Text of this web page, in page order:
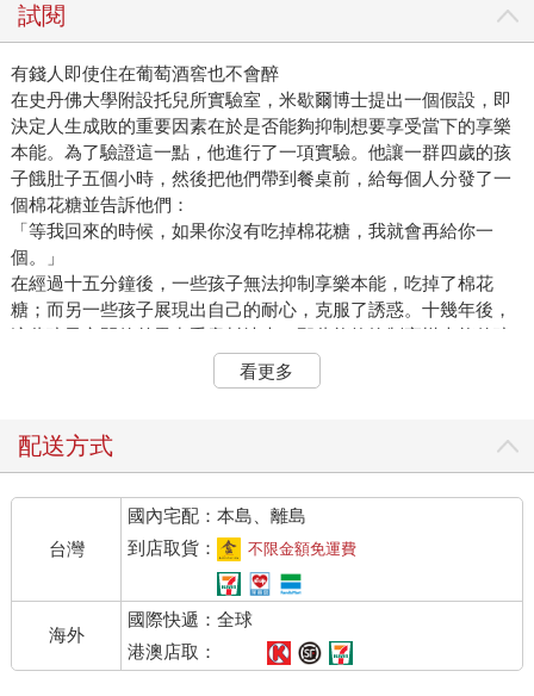
試閱
有錢人即使住在葡萄酒窖也不會醉
在史丹佛大學附設托兒所實驗室，米歇爾博士提出一個假設，即
決定人生成敗的重要因素在於是否能夠抑制想要享受當下的享樂
本能。為了驗證這一點，他進行了一項實驗。他讓一群四歲的孩
子餓肚子五個小時，然後把他們帶到餐桌前，給每個人分發了一
個棉花糖並告訴他們：
「等我回來的時候，如果你沒有吃掉棉花糖，我就會再給你一
個。」
在經過十五分鐘後，一些孩子無法抑制享樂本能，吃掉了棉花
糖；而另一些孩子展現出自己的耐心，克服了誘惑。十幾年後，
這些孩子之間的差異出乎意料地大。那些能夠抑制享樂本能的孩
子比無法抑制享樂本能的孩子取得更優異的高中畢業成績，SAT
分數也高出了二一○分。二十年後，他們的大學畢業成績也相當出
士的實驗存在爭議，但很少有人對於能夠抑制享樂本能的人更有
通常提到「有錢人」，人們就會聯想到那些不需要進行什麼特別
的活動，憑著累積下來的財富就能搭遊艇和專機，叫私人教練和
整形外科醫生到家中，或悠閒地在游泳池、溜冰場、高爾夫球
場、飯店餐廳消磨時間的有錢人的樣子，但實際情況並非如此。
全球著名的財富學專家湯瑪斯•史丹利博士（Thomas Stanley）曾
反駁道：
「在美國成功的有錢人大部分都是白手起家，他們住在中產階級
的社區，開著中低價的汽車或二手車，而不是高級轎車。」
看更多
配送方式
台灣
國內宅配：本島、離島
到店取貨：
不限金額免運費
海外
國際快遞：全球
港澳店取：